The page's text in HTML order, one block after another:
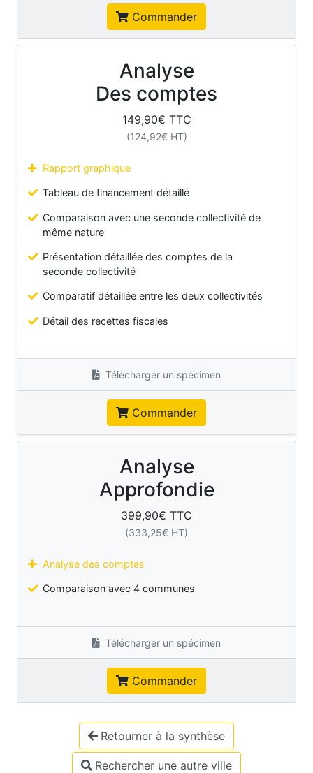
Commander
Analyse
Des comptes
149,90€ TTC
(124,92€ HT)
Rapport graphique
Tableau de financement détaillé
Comparaison avec une seconde collectivité de
même nature
Présentation détaillée des comptes de la
seconde collectivité
Comparatif détaillée entre les deux collectivités
Détail des recettes fiscales
Télécharger un spécimen
Commander
Analyse
Approfondie
399,90€ TTC
(333,25€ HT)
Analyse des comptes
Comparaison avec 4 communes
Télécharger un spécimen
Commander
Retourner à la synthèse
Rechercher une autre ville